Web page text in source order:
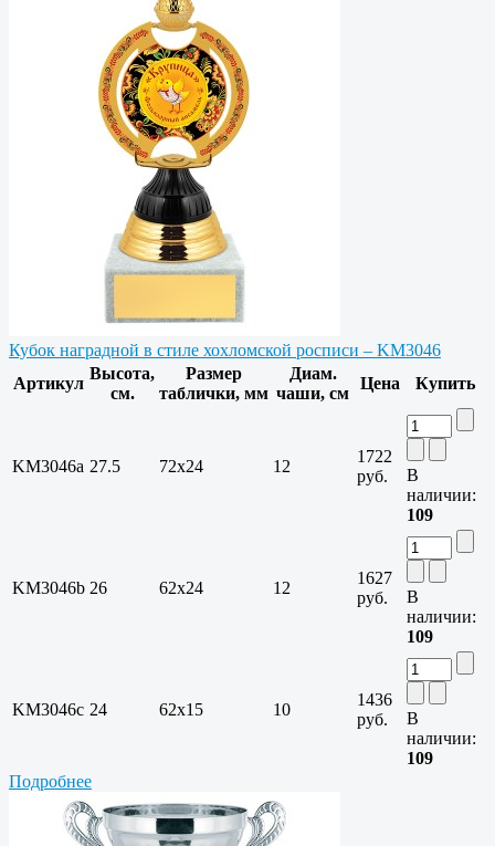
Кубок наградной в стиле хохломской росписи – KM3046
Артикул
Высота,
см.
Размер
таблички, мм
Диам.
чаши, см
Цена Купить
KM3046a 27.5 72х24 12
1722
руб.
В
наличии:
109
KM3046b 26 62х24 12
1627
руб.
В
наличии:
109
KM3046c 24 62х15 10
1436
руб.
В
наличии:
109
Подробнее